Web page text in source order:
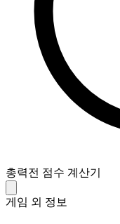
총력전 점수 계산기
게임 외 정보